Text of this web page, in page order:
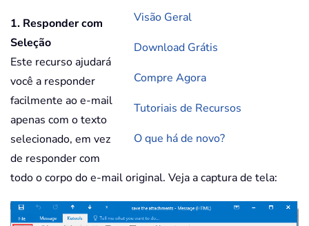
Visão Geral
Download Grátis
Compre Agora
Tutoriais de Recursos
O que há de novo?
1. Responder com
Seleção
Este recurso ajudará
você a responder
facilmente ao e-mail
apenas com o texto
selecionado, em vez
de responder com
todo o corpo do e-mail original. Veja a captura de tela: